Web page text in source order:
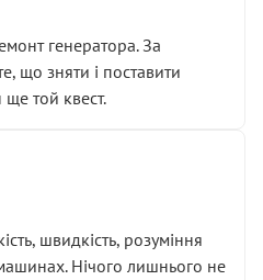
не формального
що сервіс працює не
добре
генератора. За
що зняти і поставити
той квест.
швидкість, розуміння
Нічого лишнього не